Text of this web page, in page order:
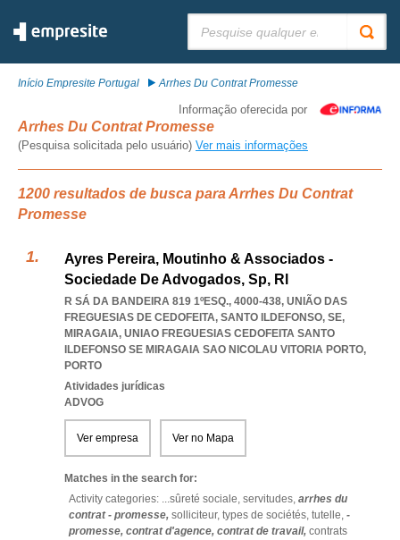
Início Empresite Portugal Arrhes Du Contrat Promesse
Informação oferecida por
Arrhes Du Contrat Promesse
(Pesquisa solicitada pelo usuário) Ver mais informações
1200 resultados de busca para Arrhes Du Contrat
Promesse
Ayres Pereira, Moutinho & Associados -
Sociedade De Advogados, Sp, Rl
R SÁ DA BANDEIRA 819 1ºESQ., 4000-438, UNIÃO DAS
FREGUESIAS DE CEDOFEITA, SANTO ILDEFONSO, SE,
MIRAGAIA, UNIAO FREGUESIAS CEDOFEITA SANTO
ILDEFONSO SE MIRAGAIA SAO NICOLAU VITORIA PORTO,
PORTO
Atividades jurídicas
ADVOG
Ver empresa Ver no Mapa
Matches in the search for:
Activity categories: ...sûreté sociale, servitudes, arrhes du
contrat - promesse, solliciteur, types de sociétés, tutelle, -
promesse, contrat d'agence, contrat de travail, contrats